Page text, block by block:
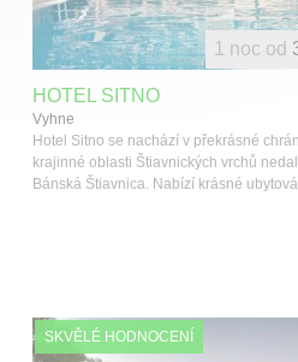
HOTEL SITNO
Vyhne
Hotel Sitno se nachází v překrásné
krajinné oblasti Štiavnických vrchů
Bánská Štiavnica. Nabízí krásné
1 noc od
SKVĚLÉ HODNOCENÍ